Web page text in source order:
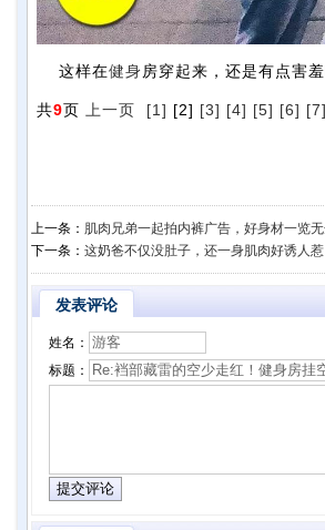
这样在健身房穿起来，还是有点害羞
共9页 上一页 [1] [2] [3] [4] [5] [6] [7]
上一条： 肌肉兄弟一起拍内裤广告，好身材一览
下一条： 这奶爸不仅没肚子，还一身肌肉好诱人惹
发表评论
姓名：
标题：